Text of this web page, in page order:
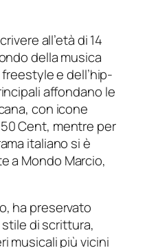
all’età di 14
della musica
e dell’hip-
affondano le
con icone
Cent, mentre per
italiano si è
a Mondo Marcio,
ha preservato
di scrittura,
musicali più vicini